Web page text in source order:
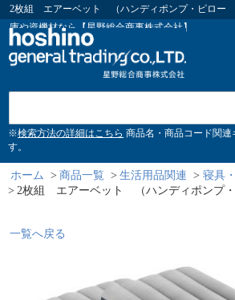
2枚組 エアーベット （ハンディポンプ・ピロー
庫や資機材なら【星野総合商事株式会社】
※検索方法の詳細はこちら 商品名・商品コード関連
す。
ホーム > 商品一覧 > 生活用品関連 > 寝具
> 2枚組 エアーベット （ハンディポンプ
一覧へ戻る